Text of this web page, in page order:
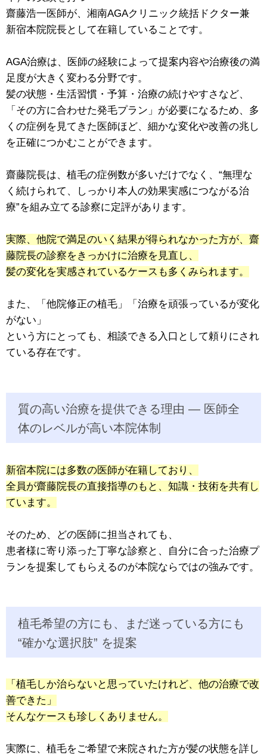
齋藤浩一医師が、湘南AGAクリニック統括ドクター兼
新宿本院院長として在籍していることです。
AGA治療は、医師の経験によって提案内容や治療後の満
足度が大きく変わる分野です。
髪の状態・生活習慣・予算・治療の続けやすさなど、
「その方に合わせた発毛プラン」が必要になるため、多
くの症例を見てきた医師ほど、細かな変化や改善の兆し
を正確につかむことができます。
齋藤院長は、植毛の症例数が多いだけでなく、“無理な
く続けられて、しっかり本人の効果実感につながる治
療”を組み立てる診察に定評があります。
実際、他院で満足のいく結果が得られなかった方が、齋
藤院長の診察をきっかけに治療を見直し、
髪の変化を実感されているケースも多くみられます。
また、「他院修正の植毛」「治療を頑張っているが変化
がない」
という方にとっても、相談できる入口として頼りにされ
ている存在です。
質の高い治療を提供できる理由 ― 医師全
体のレベルが高い本院体制
新宿本院には多数の医師が在籍しており、
全員が齋藤院長の直接指導のもと、知識・技術を共有し
ています。
そのため、どの医師に担当されても、
患者様に寄り添った丁寧な診察と、自分に合った治療プ
ランを提案してもらえるのが本院ならではの強みです。
植毛希望の方にも、まだ迷っている方にも
“確かな選択肢” を提案
「植毛しか治らないと思っていたけれど、他の治療で改
善できた」
そんなケースも珍しくありません。
実際に、植毛をご希望で来院された方が髪の状態を詳し